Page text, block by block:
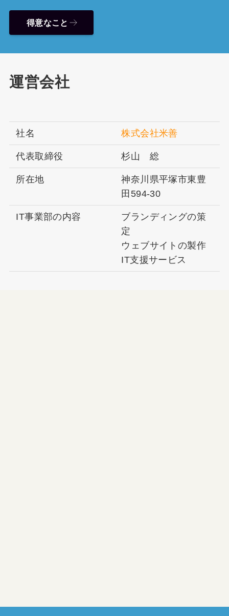
得意なこと
運営会社
社名 株式会社米善
代表取締役 杉山 総
所在地
神奈川県平塚市東豊
田594-30
IT事業部の内容
ブランディングの策
定
ウェブサイトの製作
IT支援サービス